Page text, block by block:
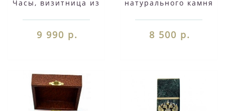
Часы, визитница из
9 990 р.
натурального камня
мрамор яшма)
8 500 р.